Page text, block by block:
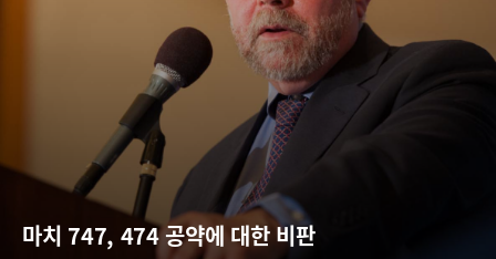
마치 747, 474 공약에 대한 비판